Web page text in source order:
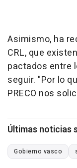
Asimismo, ha
CRL, que
pactados entre
seguir. "Por lo
PRECO nos
Últimas noticias
Gobierno vasco